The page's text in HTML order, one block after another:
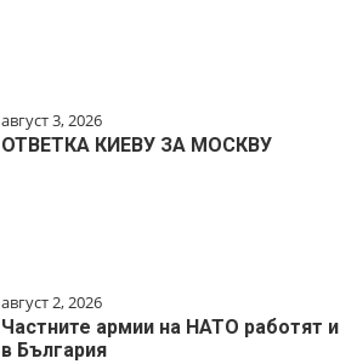
август 3, 2026
ОТВЕТКА КИЕВУ ЗА МОСКВУ
август 2, 2026
Частните армии на НАТО работят и
в България